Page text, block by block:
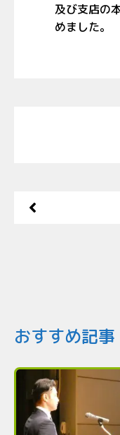
及び支店の
めました。
おすすめ記事